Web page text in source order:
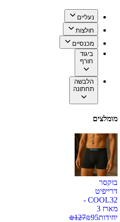
נעליים
חולצות
מכנסיים
ביגוד
חורף
הלבשה
תחתונה
מומלצים
בוקסר
דרייפיט
COOL32 -
מארז 3
יחידות
₪95
₪127